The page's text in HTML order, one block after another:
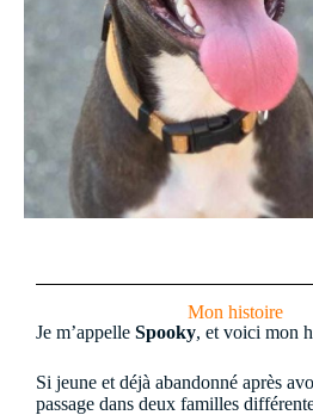
Mon histoire
Je m’appelle Spooky, et voici mon
Si jeune et déjà abandonné après
passage dans deux familles